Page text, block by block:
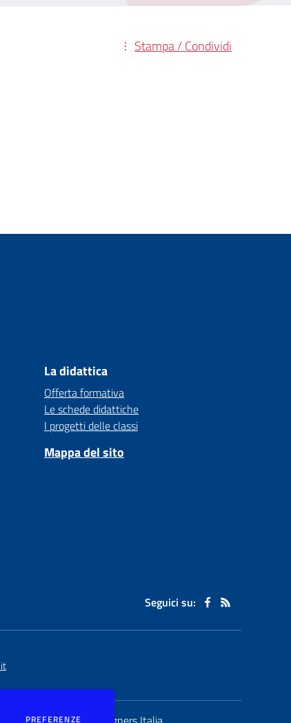
Stampa / Condividi
La didattica
Offerta formativa
Le schede didattiche
I progetti delle classi
Mappa del sito
Seguici su:
PREFERENZEDEI COOKIE